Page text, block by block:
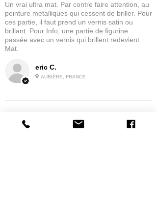
eric C.
AUBIÈRE, FRANCE
Un vrai ultra mat. Par contre faire attention, au
peinture metalliques qui cessent de briller. Pour
ces partie, il faut prend un vernis satin ou
brillant. Pour Info, une partie de figurine
passée avec un vernis qui brillent redevient
Mat.
★★★★★ 1 MONTH AGO